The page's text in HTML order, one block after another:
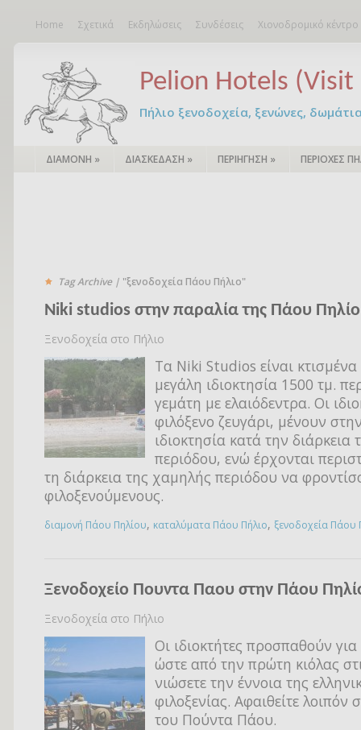
Home Σχετικά Εκδηλώσεις Συνδέσεις Χιονοδρομικό
Pelion Hotels (Visit
Πήλιο ξενοδοχεία, ξενώνες,
ΔΙΑΜΟΝΗ » ΔΙΑΣΚΕΔΑΣΗ » ΠΕΡΙΗΓΗΣΗ » ΠΕΡΙΟΧΕΣ
Tag Archive | "ξενοδοχεία Πάου Πήλιο"
Niki studios στην παραλία της Πάου
Ξενοδοχεία στο Πήλιο
Τα Niki Studios είναι κτισμένα
μεγάλη ιδιοκτησία 1500 τμ.
γεμάτη με ελαιόδεντρα. Οι
φιλόξενο ζευγάρι, μένουν
ιδιοκτησία κατά την
περιόδου, ενώ έρχονται
τη διάρκεια της χαμηλής περιόδου να
φιλοξενούμενους.
διαμονή Πάου Πηλίου, καταλύματα Πάου Πήλιο, ξενοδοχεία Πάου
Ξενοδοχείο Πουντα Παου στην Πάου
Ξενοδοχεία στο Πήλιο
Οι ιδιοκτήτες προσπαθούν
ώστε από την πρώτη κιόλας
νιώσετε την έννοια της
φιλοξενίας. Αφαιθείτε λοιπόν
του Πούντα Πάου.